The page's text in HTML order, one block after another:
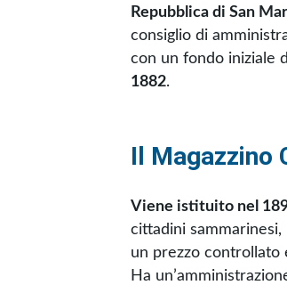
Repubblica di San
consiglio di
con un fondo iniziale
1882.
Il Magazzino
Viene istituito nel
cittadini
un prezzo controllato
Ha